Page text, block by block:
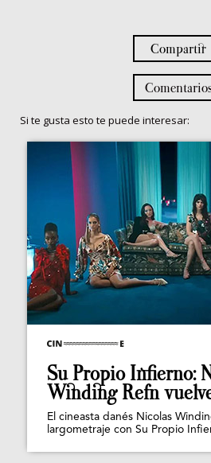
Compartir
Si te gusta esto te puede interesar:
Su Propio Infierno:
Winding Refn
El cineasta danés Nicolas
largometraje con Su Propio